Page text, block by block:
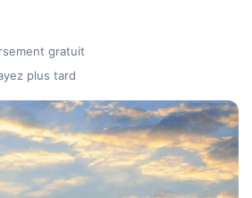
gratuit
plus tard